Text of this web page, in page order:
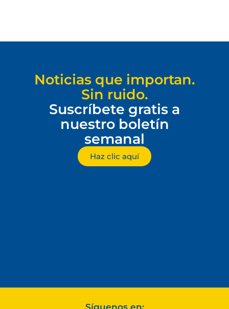
Noticias que importan.
Sin ruido.
Suscríbete gratis a
nuestro boletín
semanal
Haz clic aquí
Síguenos en: